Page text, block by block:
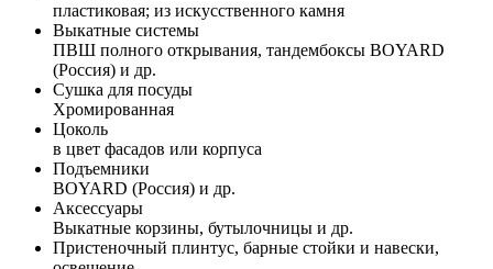
пластиковая; из искусственного камня
Выкатные системы
ПВШ полного открывания, тандембоксы BOYARD
(Россия) и др.
Сушка для посуды
Хромированная
Цоколь
в цвет фасадов или корпуса
Подъемники
BOYARD (Россия) и др.
Аксессуары
Выкатные корзины, бутылочницы и др.
Пристеночный плинтус, барные стойки и навески,